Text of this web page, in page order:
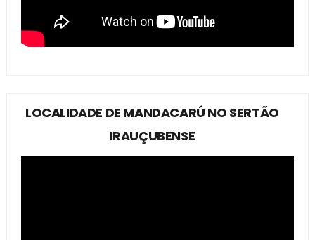
LOCALIDADE DE MANDACARÚ NO SERTÃO
IRAUÇUBENSE